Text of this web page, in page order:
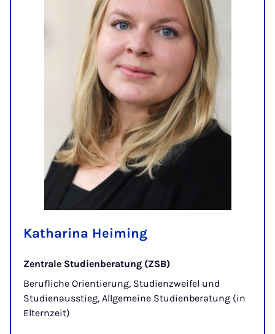
Katharina Heiming
Zentrale Studienberatung (ZSB)
Berufliche Orientierung, Studienzweifel und
Studienausstieg, Allgemeine Studienberatung (in
Elternzeit)